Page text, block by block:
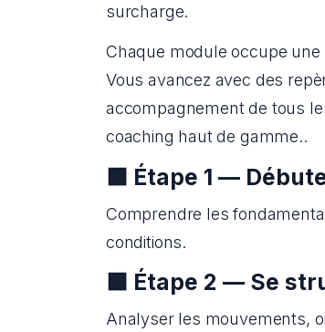
surcharge.
Chaque module occupe
Vous avancez avec des
accompagnement de tous
coaching haut de gamme..
🟩 Étape 1 —
Comprendre les
conditions.
🟩 Étape 2 — Se
Analyser les mouvements,